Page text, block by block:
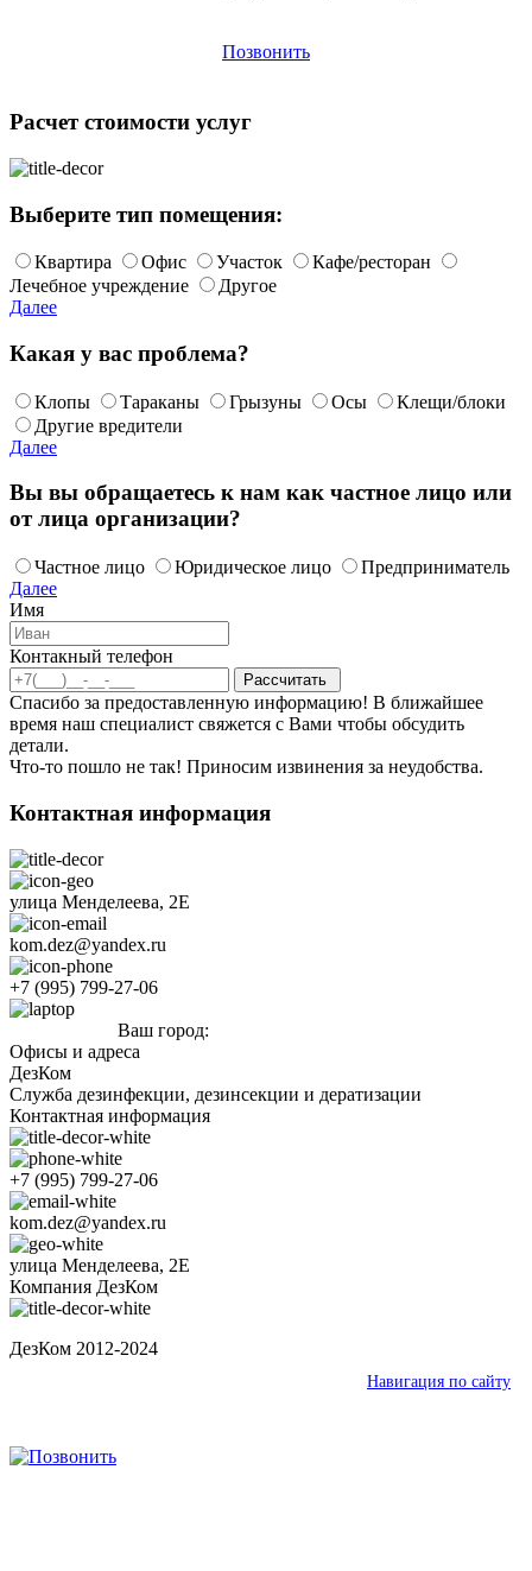
Позвонить
Расчет стоимости услуг
Выберите тип помещения:
Квартира Офис Участок
Кафе/ресторан
Лечебное учреждение
Другое
Далее
Какая у вас проблема?
Клопы Тараканы Грызуны Осы
Клещи/блоки
Другие вредители
Далее
Вы вы обращаетесь к нам как частное лицо или
от лица организации?
Частное лицо Юридическое лицо
Предприниматель
Далее
Имя
Контакный телефон
Спасибо за предоставленную информацию! В ближайшее
время наш специалист свяжется с Вами чтобы обсудить
детали.
Что-то пошло не так! Приносим извинения за неудобства.
Контактная информация
улица Менделеева, 2Е
kom.dez@yandex.ru
+7 (995) 799-27-06
Ваш город:
Офисы и адреса
ДезКом
Служба дезинфекции, дезинсекции и дератизации
Контактная информация
+7 (995) 799-27-06
kom.dez@yandex.ru
улица Менделеева, 2Е
Компания ДезКом
ДезКом 2012-2024
Навигация по сайту